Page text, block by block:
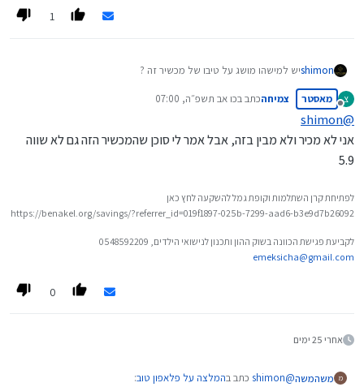
1
shimonיש למישהו מושג על טיבו של מכשיר זה ?
צ
מנותק
מאסטר צמיחהכתב בכו אב תשפ״ה, 07:00
נערך לאחרונה על ידי
@
shimon
אני לא מכיר ולא מבין בזה, אבל אמר לי סוכן שהמכשיר הזה גם לא שווה
5.9
לפתיחת קרן השתלמות וקופת גמל להשקעה לחץ כאן
https://benakel.org/savings/?referrer_id=019f1897-025b-7299-aad6-b3e9d7b26092
לקביעת פגישת הכוונה בשוק ההון ותכנון לנישואי הילדים, 0548592209
emeksicha@gmail.com
0
אחרי 25 ימים
מ משהמשה@
shimon כתב בהמלצה על פלאפון טוב: